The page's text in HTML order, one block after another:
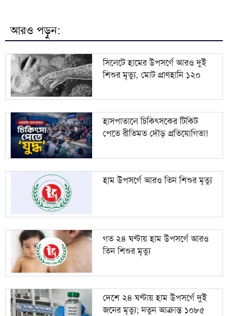
৯ সরবরাহ
১০ ব্রাহ্মণবাড়িয়ায় বালুভর্তি ডাম্প ট্রাকে কোটি টাকার ভারতীয়
জিরা জব্দ
আরও পড়ুন:
সিলেটে হামের উপসর্গে আরও দুই
শিশুর মৃত্যু, মোট প্রাণহানি ১২০
হাসপাতালে চিকিৎসকের টিকিট
পেতে রীতিমত দৌড় প্রতিযোগিতা!
হাম উপসর্গে আরও তিন শিশুর মৃত্যু
গত ২৪ ঘণ্টায় হাম উপসর্গে আরও
তিন শিশুর মৃত্যু
দেশে ২৪ ঘণ্টায় হাম উপসর্গে দুই
জনের মৃত্যু; নতুন আক্রান্ত ১০৮৫